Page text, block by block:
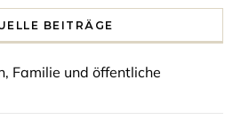
BEITRÄGE
Familie und öffentliche